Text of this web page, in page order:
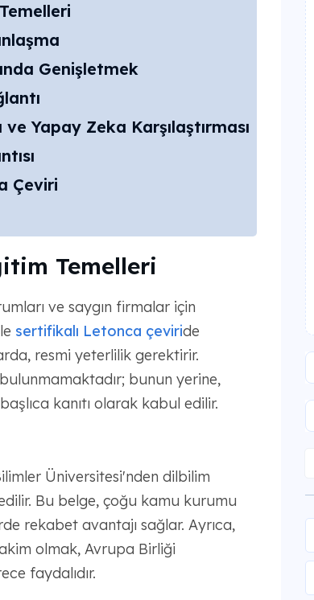
Genişletmek
Yapay Zeka Karşılaştırması
Çeviri
Temelleri
ve saygın firmalar için
sertifikalı Letonca çeviride
resmi yeterlilik gerektirir.
bunun yerine,
kanıtı olarak kabul edilir.
Üniversitesi'nden dilbilim
Bu belge, çoğu kamu kurumu
rekabet avantajı sağlar. Ayrıca,
olmak, Avrupa Birliği
faydalıdır.